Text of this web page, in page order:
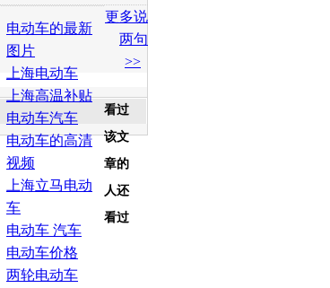
白社会 百度i贴吧
电动车的最新
图片
上海电动车
上海高温补贴
电动车汽车
电动车的高清
视频
上海立马电动
车
电动车 汽车
电动车价格
两轮电动车
更多说
两句
>>
看过
该文
章的
人还
看过